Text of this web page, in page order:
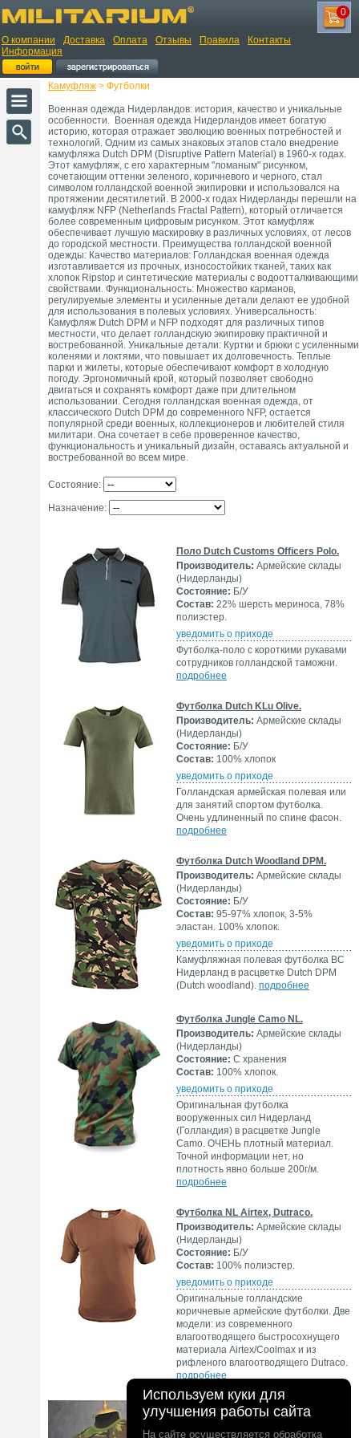
О компании Доставка Оплата Отзывы Правила
Контакты
Информация
0
Камуфляж > Футболки
Военная одежда Нидерландов: история, качество и уникальные
особенности. Военная одежда Нидерландов имеет богатую
историю, которая отражает эволюцию военных потребностей и
технологий. Одним из самых знаковых этапов стало внедрение
камуфляжа Dutch DPM (Disruptive Pattern Material) в 1960-х годах.
Этот камуфляж, с его характерным "ломаным" рисунком,
сочетающим оттенки зеленого, коричневого и черного, стал
символом голландской военной экипировки и использовался на
протяжении десятилетий. В 2000-х годах Нидерланды перешли на
камуфляж NFP (Netherlands Fractal Pattern), который отличается
более современным цифровым рисунком. Этот камуфляж
обеспечивает лучшую маскировку в различных условиях, от лесов
до городской местности. Преимущества голландской военной
одежды: Качество материалов: Голландская военная одежда
изготавливается из прочных, износостойких тканей, таких как
хлопок Ripstop и синтетические материалы с водоотталкивающими
свойствами. Функциональность: Множество карманов,
регулируемые элементы и усиленные детали делают ее удобной
для использования в полевых условиях. Универсальность:
Камуфляж Dutch DPM и NFP подходят для различных типов
местности, что делает голландскую экипировку практичной и
востребованной. Уникальные детали: Куртки и брюки с усиленными
коленями и локтями, что повышает их долговечность. Теплые
парки и жилеты, которые обеспечивают комфорт в холодную
погоду. Эргономичный крой, который позволяет свободно
двигаться и сохранять комфорт даже при длительном
использовании. Сегодня голландская военная одежда, от
классического Dutch DPM до современного NFP, остается
популярной среди военных, коллекционеров и любителей стиля
милитари. Она сочетает в себе проверенное качество,
функциональность и уникальный дизайн, оставаясь актуальной и
востребованной во всем мире.
Состояние:
Назначение:
Поло Dutch Customs Officers Polo.
Производитель: Армейские склады
(Нидерланды)
Состояние: Б/У
Состав: 22% шерсть мериноса, 78%
полиэстер.
уведомить о приходе
Футболка-поло с короткими рукавами
сотрудников голландской таможни.
подробнее
Футболка Dutch KLu Olive.
Производитель: Армейские склады
(Нидерланды)
Состояние: Б/У
Состав: 100% хлопок
уведомить о приходе
Голландская армейская полевая или
для занятий спортом футболка.
Очень удлиненный по спине фасон.
подробнее
Футболка Dutch Woodland DPM.
Производитель: Армейские склады
(Нидерланды)
Состояние: Б/У
Состав: 95-97% хлопок, 3-5%
эластан. 100% хлопок.
уведомить о приходе
Камуфляжная полевая футболка ВС
Нидерланд в расцветке Dutch DPM
(Dutch woodland). подробнее
Футболка Jungle Camo NL.
Производитель: Армейские склады
(Нидерланды)
Состояние: С хранения
Состав: 100% хлопок.
уведомить о приходе
Оригинальная футболка
вооруженных сил Нидерланд
(Голландия) в расцветке Jungle
Camo. ОЧЕНЬ плотный материал.
Точной информации нет, но
плотность явно больше 200г/м.
подробнее
Футболка NL Airtex, Dutraco.
Производитель: Армейские склады
(Нидерланды)
Состояние: Б/У
Состав: 100% полиэстер.
уведомить о приходе
Оригинальные голландские
коричневые армейские футболки. Две
модели: из современного
влагоотводящего быстросохнущего
материала Airtex/Coolmax и из
рифленого влагоотводящего Dutraco.
подробнее
Футболка Royal Dutch Army. DPM.
m8759
Производитель:Армейские склады
Используем куки для
улучшения работы сайта
На сайте осуществляется обработка